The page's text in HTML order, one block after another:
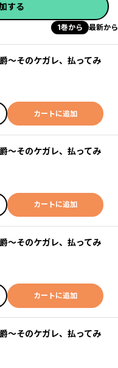
する
1巻から 最新から
～そのケガレ、払ってみ
カートに追加
～そのケガレ、払ってみ
カートに追加
～そのケガレ、払ってみ
カートに追加
～そのケガレ、払ってみ